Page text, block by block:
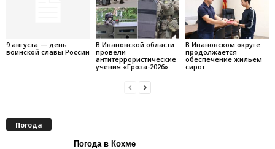
9 августа — день
воинской славы России
В Ивановской области
провели
антитеррористические
учения «Гроза-2026»
В Ивановском округе
продолжается
обеспечение жильем
сирот
Погода
Погода в Кохме